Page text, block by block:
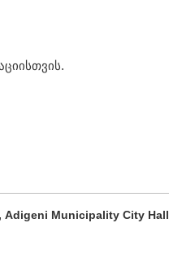
Adigeni Municipality City Hall